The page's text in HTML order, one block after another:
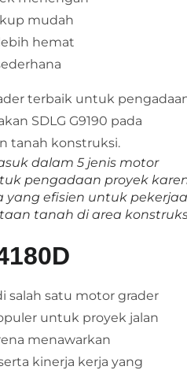
mudah
hemat
dalam 5 jenis motor
pengadaan proyek
yang efisien untuk
tanah di area
salah satu motor grader
untuk proyek jalan
menawarkan
kinerja kerja yang